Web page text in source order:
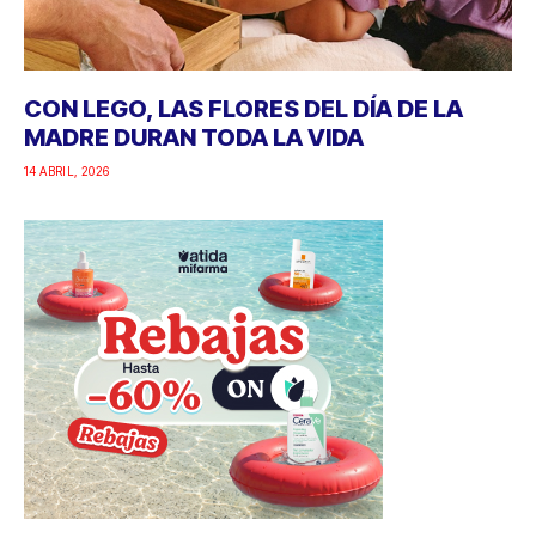
CON LEGO, LAS FLORES DEL DÍA DE LA
MADRE DURAN TODA LA VIDA
14 ABRIL, 2026